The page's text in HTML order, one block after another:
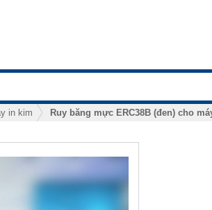
in kim Ruy băng mực ERC38B (đen) cho